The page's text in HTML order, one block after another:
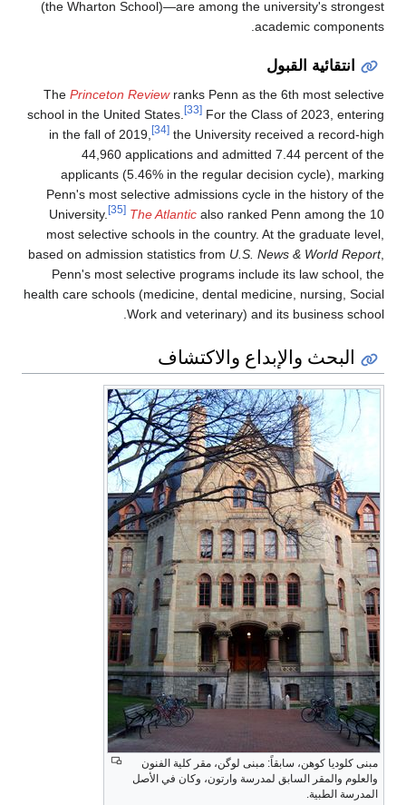
(the Wharton School)—are among the university's strongest
academic components.
انتقائية القبول
The Princeton Reviewranks Penn as the 6th most selective
school in the United States.
[33] For the Class of 2023, entering
in the fall of 2019,
[34] the University received a record-high
44,960 applications and admitted 7.44 percent of the
applicants (5.46% in the regular decision cycle), marking
Penn's most selective admissions cycle in the history of the
University.
[35] The Atlantic also ranked Penn among the 10
most selective schools in the country. At the graduate level,
based on admission statistics from U.S. News & World Report,
Penn's most selective programs include its law school, the
health care schools (medicine, dental medicine, nursing, Social
Work and veterinary) and its business school.
البحث والإبداع والاكتشاف
مبنى كلوديا كوهن، سابقاً: مبنى لوگن، مقر كلية الفنون
والعلوم والمقر السابق لمدرسة وارتون، وكان في الأصل
المدرسة الطبية.